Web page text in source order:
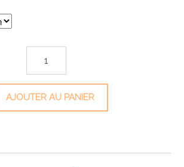
AJOUTER AU PANIER